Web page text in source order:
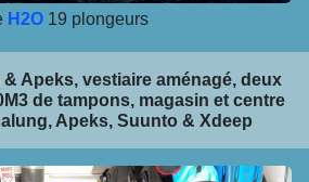
H2O 19 plongeurs
Apeks, vestiaire aménagé, deux
de tampons, magasin et centre
Apeks, Suunto & Xdeep